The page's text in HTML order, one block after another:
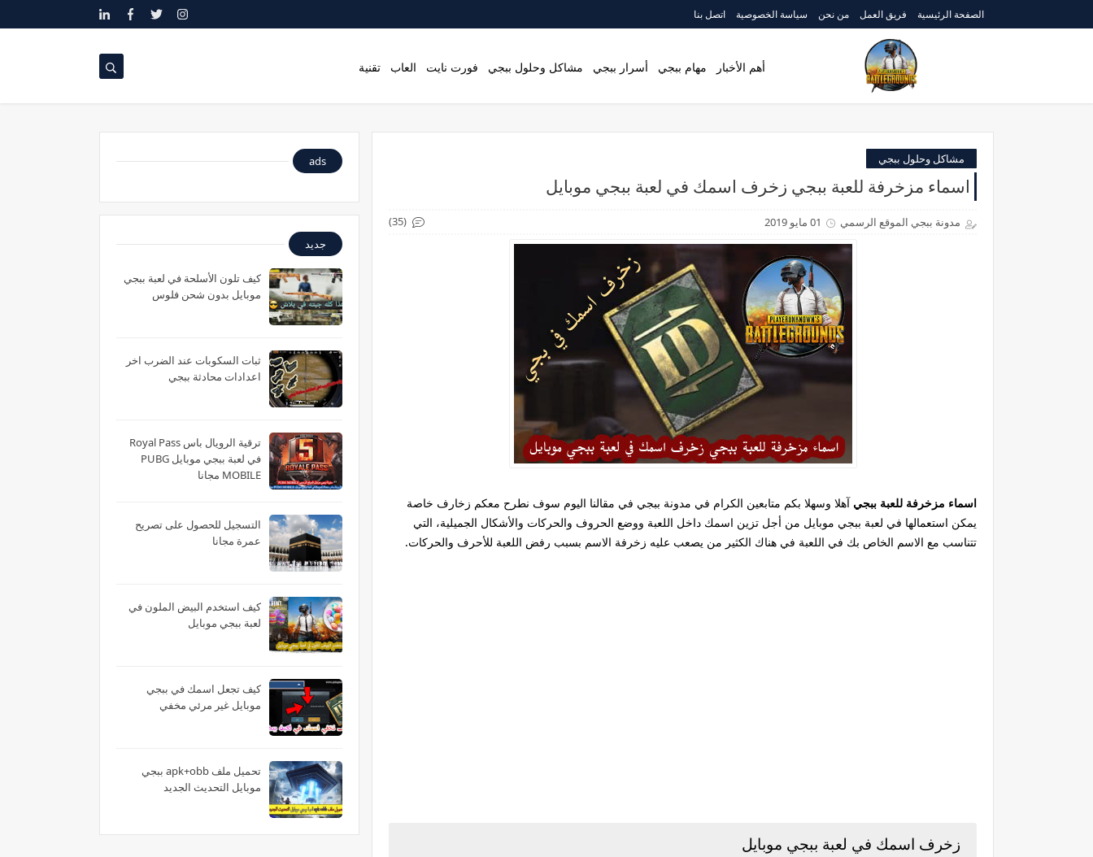
الصفحة الرئيسية فريق العمل من نحن سياسة الخصوصية اتصل بنا
أهم الأخبار مهام ببجي أسرار ببجي مشاكل وحلول ببجي فورت نايت العاب تقنية
مشاكل وحلول ببجي
اسماء مزخرفة للعبة ببجي زخرف اسمك في لعبة ببجي موبايل
مدونة ببجي الموقع الرسمي 01 مايو 2019 (35)
اسماء مزخرفة للعبة ببجي آهلا وسهلا بكم متابعين الكرام في مدونة ببجي في مقالنا اليوم سوف نطرح معكم زخارف خاصة
يمكن استعمالها في لعبة ببجي موبايل من أجل تزين اسمك داخل اللعبة ووضع الحروف والحركات والأشكال الجميلية، التي
تتناسب مع الاسم الخاص بك في اللعبة في هناك الكثير من يصعب عليه زخرفة الاسم بسبب رفض اللعبة للأحرف والحركات.
زخرف اسمك في لعبة ببجي موبايل
ads
جديد
كيف تلون الأسلحة في لعبة ببجي
موبايل بدون شحن فلوس
ثبات السكوبات عند الضرب اخر
اعدادات محادثة ببجي
ترقية الرويال باس Royal Pass
في لعبة ببجي موبايل PUBG
MOBILE مجانا
التسجيل للحصول على تصريح
عمرة مجانا
كيف استخدم البيض الملون في
لعبة ببجي موبايل
كيف تجعل اسمك في ببجي
موبايل غير مرئي مخفي
تحميل ملف apk+obb ببجي
موبايل التحديث الجديد